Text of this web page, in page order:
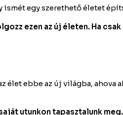
egy szerethető életet
ezen az új életen. Ha
élet ebbe az új világba, ahova
utunkon tapasztalunk